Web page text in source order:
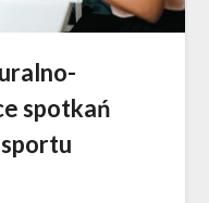
spotkań